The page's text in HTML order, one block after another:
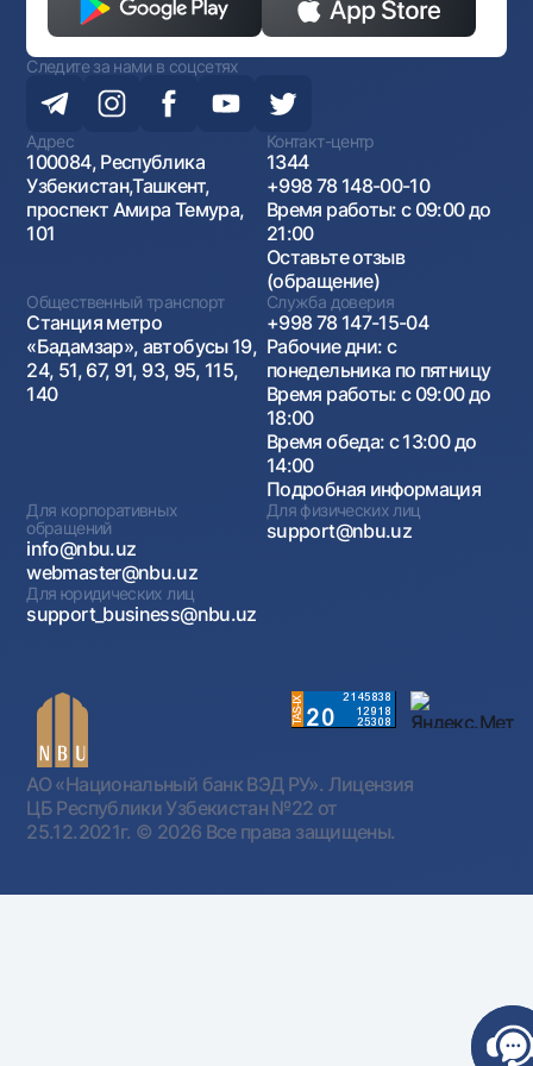
Следите за нами в соцсетях
Адрес
100084, Республика
Узбекистан,Ташкент,
проспект Амира Темура,
101
Контакт-центр
1344
+998 78 148-00-10
Время работы: с 09:00 до
21:00
Оставьте отзыв
(обращение)
Общественный транспорт
Станция метро
«Бадамзар», автобусы 19,
24, 51, 67, 91, 93, 95, 115,
140
Служба доверия
+998 78 147-15-04
Рабочие дни: с
понедельника по пятницу
Время работы: с 09:00 до
18:00
Время обеда: с 13:00 до
14:00
Подробная информация
Для корпоративных
обращений
info@nbu.uz
webmaster@nbu.uz
Для физических лиц
support@nbu.uz
Для юридических лиц
support_business@nbu.uz
АО «Национальный банк ВЭД РУ». Лицензия
ЦБ Республики Узбекистан №22 от
25.12.2021г. © 2026 Все права защищены.